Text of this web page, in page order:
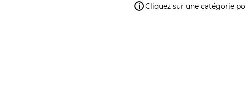
Cliquez sur une catégorie